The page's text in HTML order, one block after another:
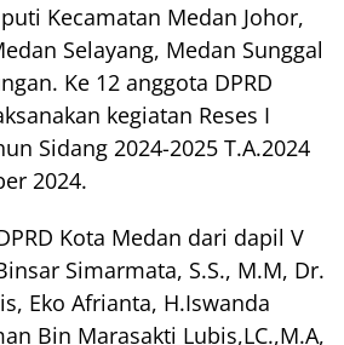
Kecamatan Medan Johor,
Selayang, Medan Sunggal
Ke 12 anggota DPRD
kegiatan Reses I
Sidang 2024-2025 T.A.2024
2024.
Kota Medan dari dapil V
Simarmata, S.S., M.M, Dr.
Eko Afrianta, H.Iswanda
Bin Marasakti Lubis,LC.,M.A,